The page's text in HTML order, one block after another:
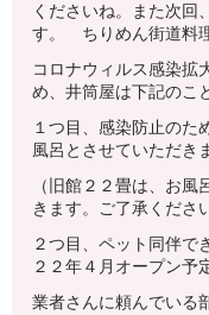
くださいね。また次回
す。 ちりめん街道料
コロナウィルス感染拡
め、井筒屋は下記のこ
１つ目、感染防止のた
風呂とさせていただき
（旧館２２畳は、お
きます。ご了承くださ
２つ目、ペット同伴で
２２年４月オープン予
業者さんに頼んでいる